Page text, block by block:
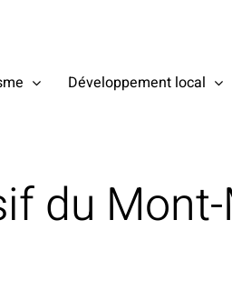
Développement local
du